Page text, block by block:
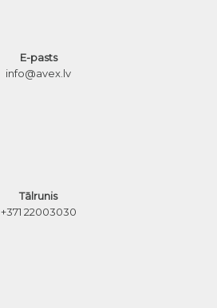
E-pasts
info@avex.lv
Tālrunis
+371 22003030